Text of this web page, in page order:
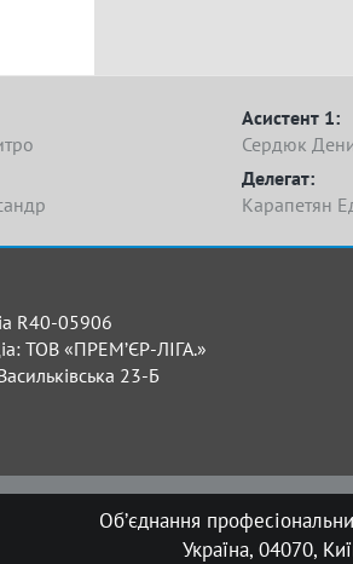
Асистент 1:
Сердюк
Делегат:
Карапетян
R40-05906
ТОВ «ПРЕМ’ЄР-ЛІГА.»
23-Б
Об’єднання
Україна, 04070,